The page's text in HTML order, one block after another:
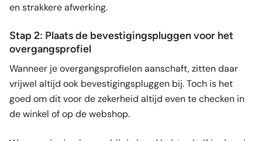
en strakkere afwerking.
Stap 2: Plaats de bevestigingspluggen voor het
overgangsprofiel
Wanneer je overgangsprofielen aanschaft, zitten daar
vrijwel altijd ook bevestigingspluggen bij. Toch is het
goed om dit voor de zekerheid altijd even te checken in
de winkel of op de webshop.